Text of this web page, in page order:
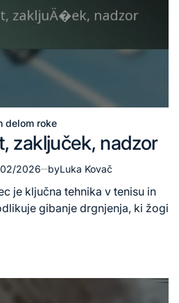
delom roke
zaključek, nadzor
2026 byLuka Kovač
je ključna tehnika v tenisu in
gibanje drgnjenja, ki žogi